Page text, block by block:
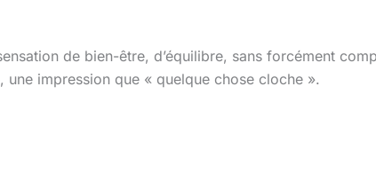
de bien-être, d’équilibre, sans forcément
une impression que « quelque chose cloche ».